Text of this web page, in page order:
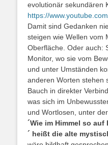
evolutionär sekundären
https://
Damit sind Gedanken
steigen wie Wellen vom
Oberfläche. Oder auch:
Monitor, wo sie vom
und unter Umständen
anderen Worten stehen
Bauch in direkter
was sich im
und Wortlosen, unter
´Wie im Himmel so auf
´ heißt die alte